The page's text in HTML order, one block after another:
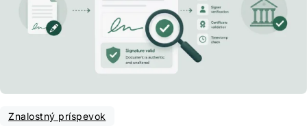
Znalostný príspevok